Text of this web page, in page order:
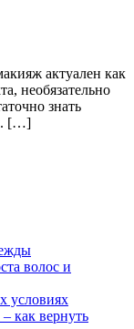
актуален как
необязательно
знать
[…]
волос и
условиях
как вернуть